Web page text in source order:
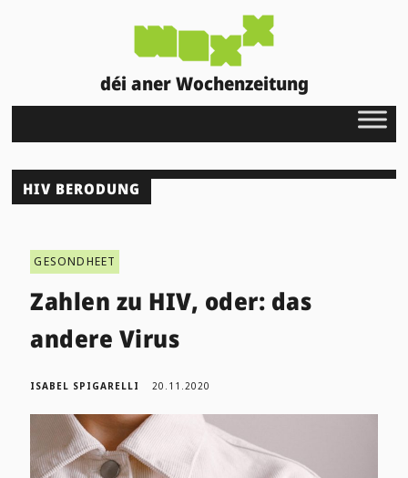
déi aner Wochenzeitung
HIV BERODUNG
GESONDHEET
Zahlen zu HIV, oder: das
andere Virus
ISABEL SPIGARELLI 20.11.2020